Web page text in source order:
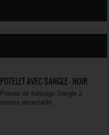
POTELET AVEC SANGLE - NOIR
Poteau de balisage Sangle 2
mètres rétractable